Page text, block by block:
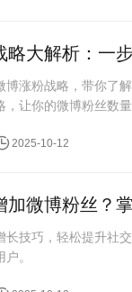
略大解析：一
博涨粉战略，带你了
，让你的微博粉丝数量
2025-10-12
加微博粉丝？
长技巧，轻松提升社
。